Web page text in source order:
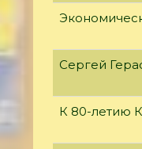
Сергей
К 80-летию